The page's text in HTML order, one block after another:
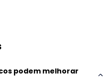
podem melhorar